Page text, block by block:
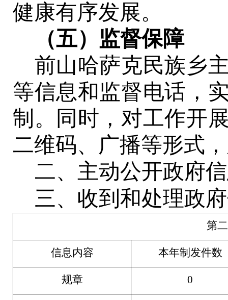
健康有序发展。
（五）监督保障
前山哈萨克民族乡
等信息和监督电话，
制。同时，对工作开
二维码、广播等形式
二、主动公开政府
三、收到和处理政
第
信息内容 本年制发件数
规章 0